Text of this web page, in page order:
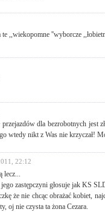
,,wiekopomne ''wyborcze
dla bezrobotnych jest
wtedy nikt z Was nie krzyczał!
22:12
lecz...
zastępczyni głosuje jak KS
że nie chcąc obrażać kobiet,
oj nie czysta ta żona Cezara.